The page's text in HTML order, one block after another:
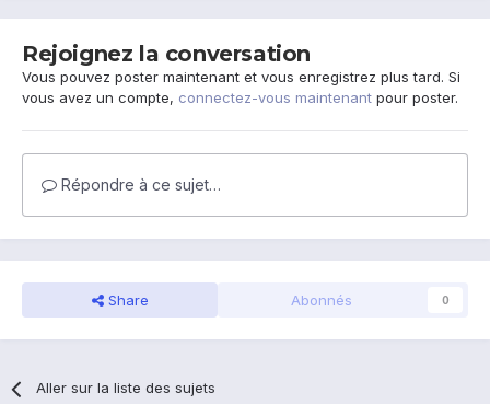
Rejoignez la conversation
Vous pouvez poster maintenant et vous enregistrez plus tard. Si
vous avez un compte, connectez-vous maintenant pour poster.
Répondre à ce sujet…
Share Abonnés 0
Aller sur la liste des sujets